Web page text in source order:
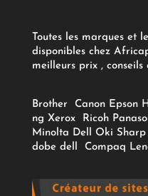
Toutes les marques et
disponibles chez
meilleurs prix , conseils
Brother Canon Epson
ng Xerox Ricoh
Minolta Dell Oki Sharp
dobe dell Compaq